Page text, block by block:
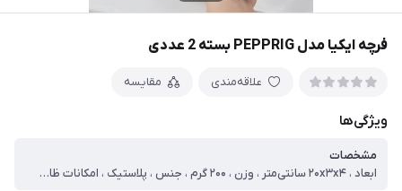
فرچه ایکیا مدل PEPPRIG بسته 2 عددی
علاقه‌مندی مقایسه
ویژگی‌ها
مشخصات
ابعاد ، ۲۰x۳x۴ سانتی‌متر ، وزن ، ۲۰۰ گرم ، جنس ، پلاستیک ، امکانات ظاهری ، دسته